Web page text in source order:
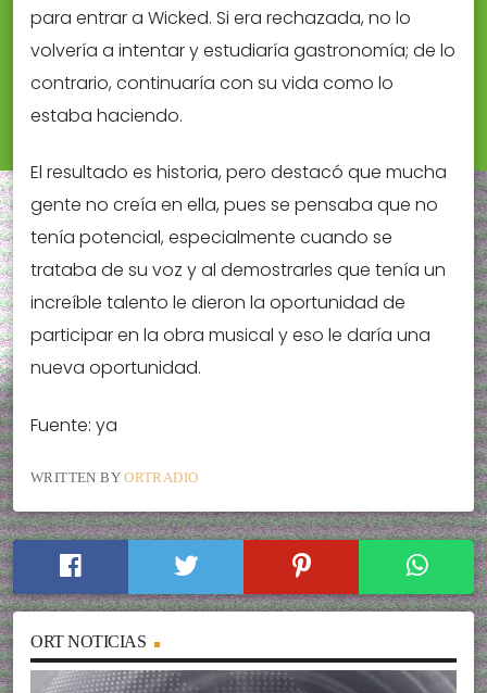
para entrar a Wicked. Si era rechazada, no lo
volvería a intentar y estudiaría gastronomía; de lo
contrario, continuaría con su vida como lo
estaba haciendo.
El resultado es historia, pero destacó que mucha
gente no creía en ella, pues se pensaba que no
tenía potencial, especialmente cuando se
trataba de su voz y al demostrarles que tenía un
increíble talento le dieron la oportunidad de
participar en la obra musical y eso le daría una
nueva oportunidad.
Fuente: ya
WRITTEN BYORTRADIO
ORT NOTICIAS